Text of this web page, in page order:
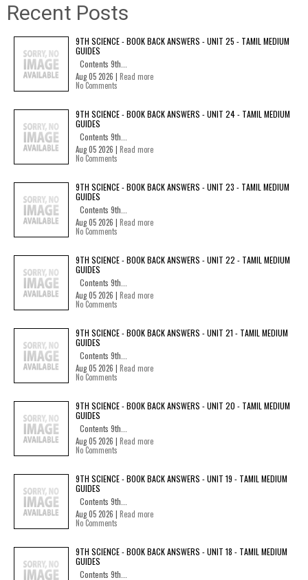
Recent Posts
9TH SCIENCE - BOOK BACK ANSWERS - UNIT 25 - TAMIL MEDIUM
GUIDES
Contents 9th...
Aug 05 2026 | Read more
No Comments
9TH SCIENCE - BOOK BACK ANSWERS - UNIT 24 - TAMIL MEDIUM
GUIDES
Contents 9th...
Aug 05 2026 | Read more
No Comments
9TH SCIENCE - BOOK BACK ANSWERS - UNIT 23 - TAMIL MEDIUM
GUIDES
Contents 9th...
Aug 05 2026 | Read more
No Comments
9TH SCIENCE - BOOK BACK ANSWERS - UNIT 22 - TAMIL MEDIUM
GUIDES
Contents 9th...
Aug 05 2026 | Read more
No Comments
9TH SCIENCE - BOOK BACK ANSWERS - UNIT 21 - TAMIL MEDIUM
GUIDES
Contents 9th...
Aug 05 2026 | Read more
No Comments
9TH SCIENCE - BOOK BACK ANSWERS - UNIT 20 - TAMIL MEDIUM
GUIDES
Contents 9th...
Aug 05 2026 | Read more
No Comments
9TH SCIENCE - BOOK BACK ANSWERS - UNIT 19 - TAMIL MEDIUM
GUIDES
Contents 9th...
Aug 05 2026 | Read more
No Comments
9TH SCIENCE - BOOK BACK ANSWERS - UNIT 18 - TAMIL MEDIUM
GUIDES
Contents 9th...